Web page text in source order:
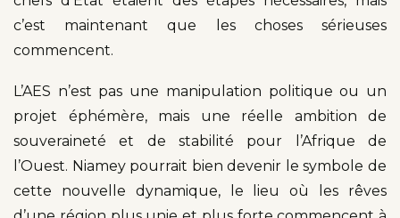
c’est maintenant que les choses sérieuses
commencent.
L’AES n’est pas une manipulation politique ou un
projet éphémère, mais une réelle ambition de
souveraineté et de stabilité pour l’Afrique de
l’Ouest. Niamey pourrait bien devenir le symbole de
cette nouvelle dynamique, le lieu où les rêves